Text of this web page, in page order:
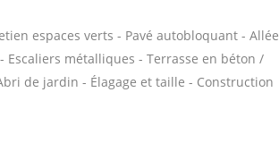
espaces verts - Pavé autobloquant - Allée
métalliques - Terrasse en béton /
de jardin - Élagage et taille - Construction